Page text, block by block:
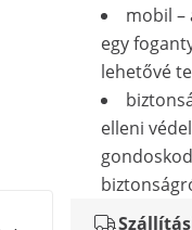
mobil –
egy
lehetővé
elleni